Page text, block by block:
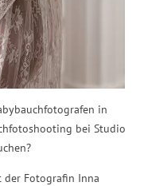
in
bei Studio
der Fotografin Inna